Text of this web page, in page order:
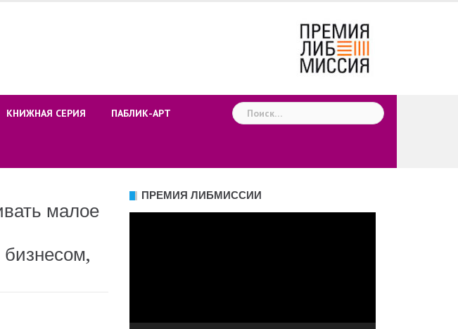
КНИЖНАЯ СЕРИЯ ПАБЛИК-АРТ Найти:
малое
ПРЕМИЯ ЛИБМИССИИ